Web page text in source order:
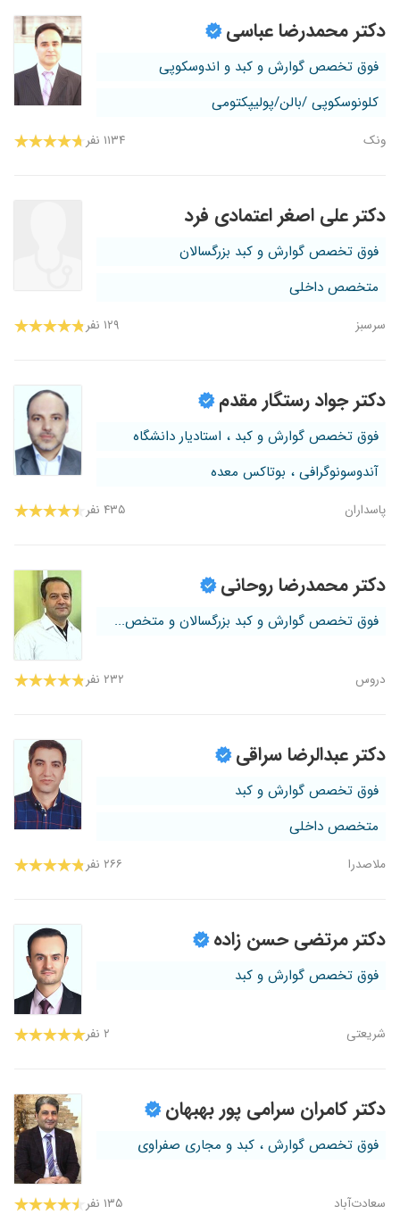
دکتر محمدرضا عباسی
فوق تخصص گوارش و کبد و اندوسکوپی
کلونوسکوپی /بالن/پولیپکتومی
ونک ۱۱۳۴ نفر
دکتر علی اصغر اعتمادی فرد
فوق تخصص گوارش و کبد بزرگسالان
متخصص داخلی
سرسبز ۱۲۹ نفر
دکتر جواد رستگار مقدم
فوق تخصص گوارش و کبد ، استادیار دانشگاه
آندوسونوگرافی ، بوتاکس معده
پاسداران ۴۳۵ نفر
دکتر محمدرضا روحانی
فوق تخصص گوارش و کبد بزرگسالان و متخص...
دروس ۲۳۲ نفر
دکتر عبدالرضا سراقی
فوق تخصص گوارش و کبد
متخصص داخلی
ملاصدرا ۲۶۶ نفر
دکتر مرتضی حسن زاده
فوق تخصص گوارش و کبد
شریعتی ۲ نفر
دکتر کامران سرامی پور بهبهان
فوق تخصص گوارش ، کبد و مجاری صفراوی
سعادت‌آباد ۱۳۵ نفر